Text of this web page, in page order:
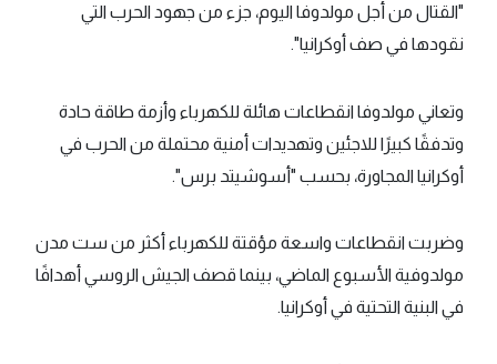
"القتال من أجل مولدوفا اليوم، جزء من جهود الحرب التي
نقودها في صف أوكرانيا".
وتعاني مولدوفا انقطاعات هائلة للكهرباء وأزمة طاقة حادة
وتدفقًا كبيرًا للاجئين وتهديدات أمنية محتملة من الحرب في
أوكرانيا المجاورة، بحسب "أسوشيتد برس".
وضربت انقطاعات واسعة مؤقتة للكهرباء أكثر من ست مدن
مولدوفية الأسبوع الماضي، بينما قصف الجيش الروسي أهدافًا
في البنية التحتية في أوكرانيا.